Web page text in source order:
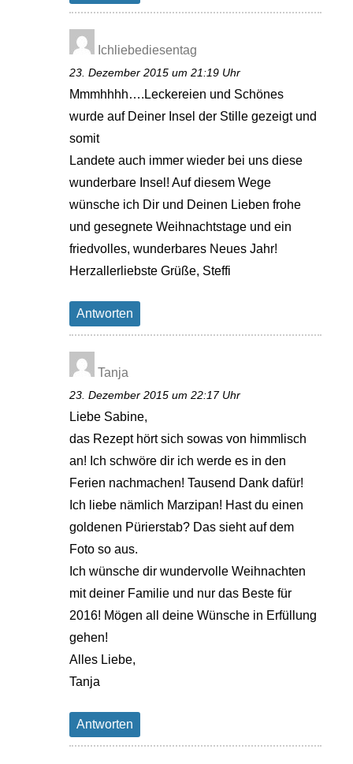
Ichliebediesentag
23. Dezember 2015 um 21:19 Uhr
Mmmhhhh….Leckereien und Schönes
wurde auf Deiner Insel der Stille gezeigt und
somit
Landete auch immer wieder bei uns diese
wunderbare Insel! Auf diesem Wege
wünsche ich Dir und Deinen Lieben frohe
und gesegnete Weihnachtstage und ein
friedvolles, wunderbares Neues Jahr!
Herzallerliebste Grüße, Steffi
Antworten
Tanja
23. Dezember 2015 um 22:17 Uhr
Liebe Sabine,
das Rezept hört sich sowas von himmlisch
an! Ich schwöre dir ich werde es in den
Ferien nachmachen! Tausend Dank dafür!
Ich liebe nämlich Marzipan! Hast du einen
goldenen Pürierstab? Das sieht auf dem
Foto so aus.
Ich wünsche dir wundervolle Weihnachten
mit deiner Familie und nur das Beste für
2016! Mögen all deine Wünsche in Erfüllung
gehen!
Alles Liebe,
Tanja
Antworten